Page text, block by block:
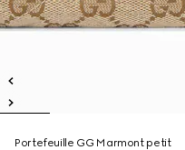
Portefeuille GG Marmont petit